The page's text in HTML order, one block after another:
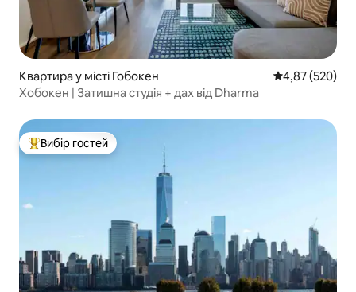
Квартира у місті Гобокен Середня
4,87 (520)
Хобокен | Затишна студія + дах від Dharma
Топ вибір гостей
Вибір гостей